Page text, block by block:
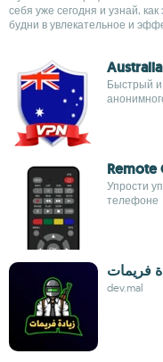
себя уже сегодня и узнай,
будни в увлекательное и
Быстрый и
Remote
Упрости
телефоне
فريمات
dev.mal